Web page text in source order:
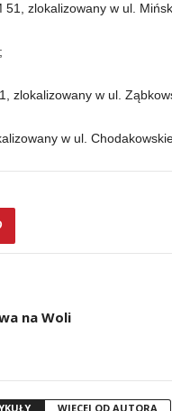
51, zlokalizowany w ul.
zlokalizowany w ul.
w ul.
na Woli
WIĘCEJ OD AUTORA